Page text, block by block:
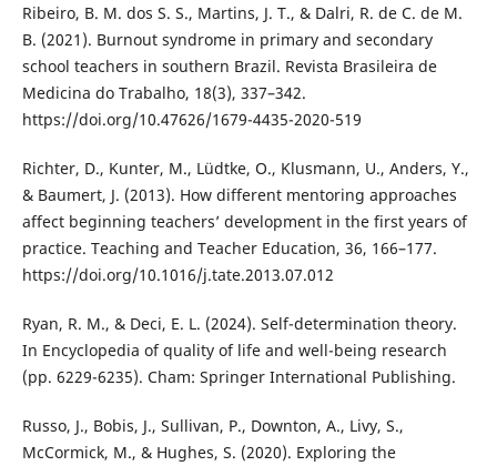
Ribeiro, B. M. dos S. S., Martins, J. T., & Dalri, R. de C. de M.
B. (2021). Burnout syndrome in primary and secondary
school teachers in southern Brazil. Revista Brasileira de
Medicina do Trabalho, 18(3), 337–342.
https://doi.org/10.47626/1679-4435-2020-519
Richter, D., Kunter, M., Lüdtke, O., Klusmann, U., Anders, Y.,
& Baumert, J. (2013). How different mentoring approaches
affect beginning teachers’ development in the first years of
practice. Teaching and Teacher Education, 36, 166–177.
https://doi.org/10.1016/j.tate.2013.07.012
Ryan, R. M., & Deci, E. L. (2024). Self-determination theory.
In Encyclopedia of quality of life and well-being research
(pp. 6229-6235). Cham: Springer International Publishing.
Russo, J., Bobis, J., Sullivan, P., Downton, A., Livy, S.,
McCormick, M., & Hughes, S. (2020). Exploring the